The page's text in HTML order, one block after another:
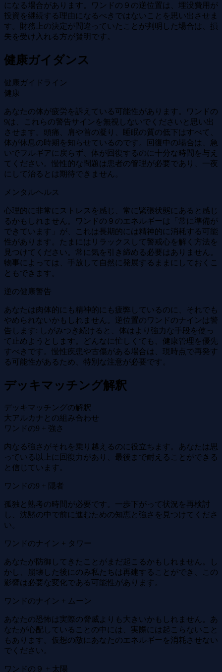
になる場合があります。ワンドの９の逆位置は、埋没費用が
投資を継続する理由になるべきではないことを思い出させま
す。財務上の決定が間違っていたことが判明した場合は、損
失を受け入れる方が賢明です。
健康ガイダンス
健康ガイドライン
健康
あなたの体が疲労を訴えている可能性があります。ワンドの
9は、これらの警告サインを無視しないでくださいと思い出
させます。頭痛、肩や首の凝り、睡眠の質の低下はすべて、
体が休息の時期を知らせているのです。回復中の場合は、急
いでフルギアに戻らず、体が回復するのに十分な時間を与え
てください。慢性的な問題は患者の管理が必要であり、一夜
にして治るとは期待できません。
メンタルヘルス
心理的に非常にストレスを感じ、常に緊張状態にあると感じ
るかもしれません。ワンドの９のエネルギーは「常に準備が
できています」が、これは長期的には精神的に消耗する可能
性があります。たまにはリラックスして警戒心を解く方法を
見つけてください。常に気を引き締める必要はありません。
物事によっては、手放して自然に発展するままにしておくこ
ともできます。
逆の健康警告
あなたは肉体的にも精神的にも疲弊しているのに、それでも
やめられないかもしれません。逆位置のワンドのナインは警
告します: しがみつき続けると、体はより強力な手段を使っ
て止めようとします。どんなに忙しくても、健康管理を優先
すべきです。慢性疾患や古傷がある場合は、現時点で再発す
る可能性があるため、特別な注意が必要です。
デッキマッチング解釈
デッキマッチングの解釈
大アルカナとの組み合わせ
ワンドの9 + 強さ
内なる強さがそれを乗り越えるのに役立ちます。あなたは思
っている以上に回復力があり、最後まで耐えることができる
と信じています。
ワンドの9 + 隠者
孤独と熟考の時間が必要です。一歩下がって状況を再検討
し、沈黙の中で前に進むための知恵と強さを見つけてくださ
い。
ワンドのナイン + タワー
あなたが防御してきたことがまだ起こるかもしれません。し
かし、崩壊した後にのみ私たちは再建することができ、この
影響は必要な変化である可能性があります。
ワンドのナイン + ムーン
あなたの恐怖は実際の脅威よりも大きいかもしれません。あ
なたが心配していることの中には、実際には起こらないこと
もあります。仮想の敵にあなたのエネルギーを消耗させない
でください。
ワンドの９ + 太陽